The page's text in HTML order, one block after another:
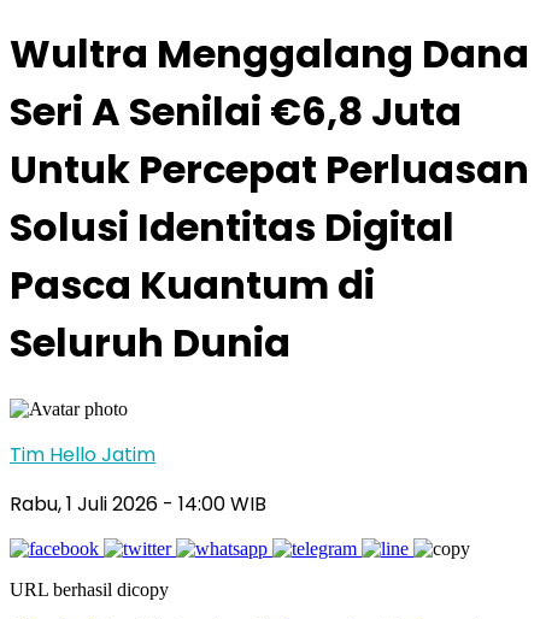
Wultra Menggalang Dana
Seri A Senilai €6,8 Juta
Untuk Percepat Perluasan
Solusi Identitas Digital
Pasca Kuantum di
Seluruh Dunia
Tim Hello Jatim
Rabu, 1 Juli 2026 - 14:00 WIB
URL berhasil dicopy